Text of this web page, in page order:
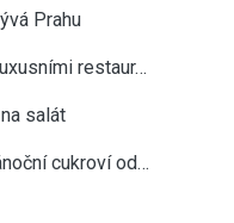
Prahu
restaur…
salát
cukroví od…